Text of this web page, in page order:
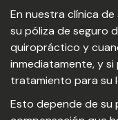
En nuestra clínica
su póliza de seguro
quiropráctico y
inmediatamente, y
tratamiento para su
Esto depende de su